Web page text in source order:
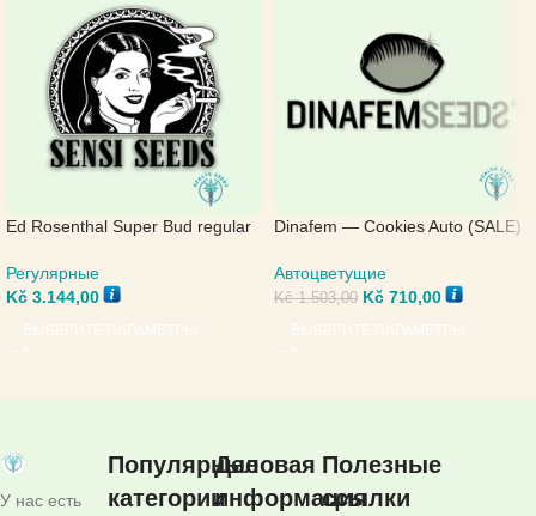
Ed Rosenthal Super Bud regular
Регулярные
Kč 3.144,00
Dinafem — Cookies Auto (SALE)
Автоцветущие
Kč1.503,00 Kč 710,00
ВЫБЕРИТЕ ПАРАМЕТРЫ
У нас есть
Популярные
категории
Деловая
информация
Полезные
ссылки